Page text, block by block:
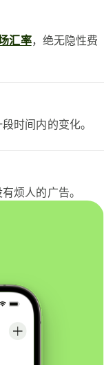
汇率，绝无隐性费
时间内的变化。
烦人的广告。